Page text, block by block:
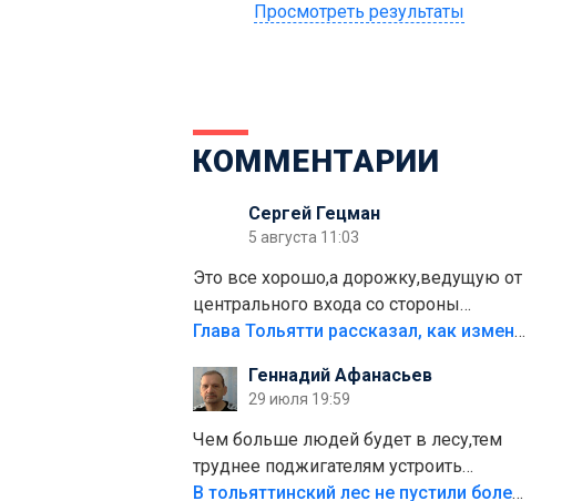
Просмотреть результаты
КОММЕНТАРИИ
Сергей Гецман
5 августа 11:03
Это все хорошо,а дорожку,ведущую от
центрального входа со стороны
кафе"Мираж" к аттракционам слабо
плитки не хватило,т.к.осенью и зимой
лежала в парке и испортилась.Да
еще,видимо,часть украли.
Глава Тольятти рассказал, как изменится парк Центрального района
Геннадий Афанасьев
29 июля 19:59
Чем больше людей будет в лесу,тем
труднее поджигателям устроить
пожар.Тех кто разводит костры,тех
В тольяттинский лес не пустили более тысячи автомобилей